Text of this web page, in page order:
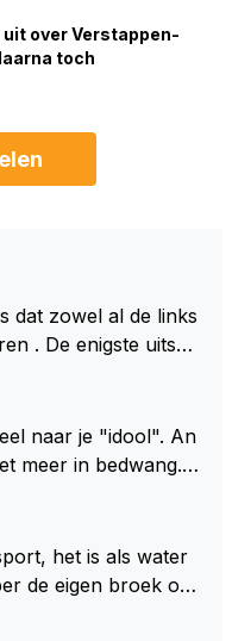
over Verstappen-
toch
dat zowel al de links
. De enigste uitspr
gassen inade
de F1 motor schone
echt niet dat de
euro in het cir
naar je "idool". An
meer in bedwang. Zi
het is als water
de eigen broek oph